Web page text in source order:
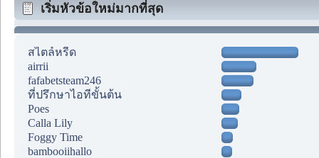
เริ่มหัวข้อใหม่มากที่สุด
สไตล์หรีด
airrii
fafabetsteam246
ที่ปรึกษาไอทีขั้นต้น
Poes
Calla Lily
Foggy Time
bambooiihallo